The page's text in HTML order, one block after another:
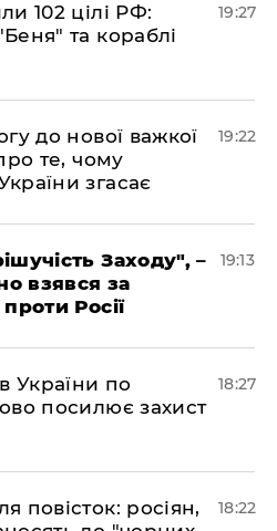
102 цілі РФ:
та кораблі
19:27
до нової важкої
те, чому
згасає
19:22
Заходу", –
взявся за
Росії
19:13
України по
посилює захист
18:27
повісток: росіян,
18:22